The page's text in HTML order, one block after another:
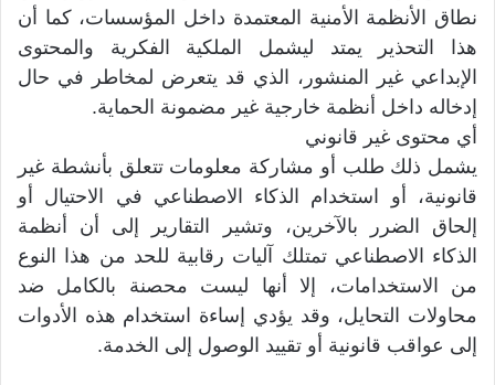
نطاق الأنظمة الأمنية المعتمدة داخل المؤسسات، كما أن
هذا التحذير يمتد ليشمل الملكية الفكرية والمحتوى
الإبداعي غير المنشور، الذي قد يتعرض لمخاطر في حال
إدخاله داخل أنظمة خارجية غير مضمونة الحماية.
أي محتوى غير قانوني
يشمل ذلك طلب أو مشاركة معلومات تتعلق بأنشطة غير
قانونية، أو استخدام الذكاء الاصطناعي في الاحتيال أو
إلحاق الضرر بالآخرين، وتشير التقارير إلى أن أنظمة
الذكاء الاصطناعي تمتلك آليات رقابية للحد من هذا النوع
من الاستخدامات، إلا أنها ليست محصنة بالكامل ضد
محاولات التحايل، وقد يؤدي إساءة استخدام هذه الأدوات
إلى عواقب قانونية أو تقييد الوصول إلى الخدمة.